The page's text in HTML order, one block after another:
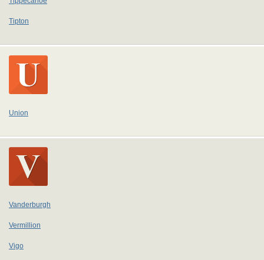
Tipton
Union
Vanderburgh
Vermillion
Vigo